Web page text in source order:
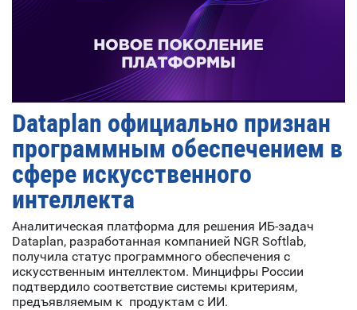
Dataplan официально признан
программным обеспечением в
сфере искусственного
интеллекта
Аналитическая платформа для решения ИБ-задач
Dataplan, разработанная компанией NGR Softlab,
получила статус программного обеспечения с
искусственным интеллектом. Минцифры России
подтвердило соответствие системы критериям,
предъявляемым к продуктам с ИИ.